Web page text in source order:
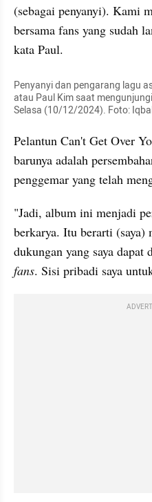
(sebagai penyanyi). Kami
bersama fans yang sudah
kata Paul.
Penyanyi dan pengarang lagu
atau Paul Kim saat
Selasa (10/12/2024). Foto:
Pelantun Can't Get Over
barunya adalah
penggemar yang telah
"Jadi, album ini menjadi
berkarya. Itu berarti (saya)
dukungan yang saya dapat
fans. Sisi pribadi saya